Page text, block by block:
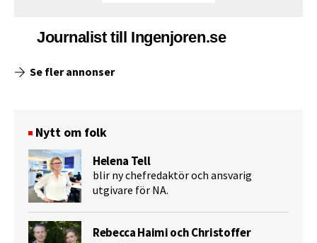
Journalist till Ingenjoren.se
Se fler annonser
Nytt om folk
Helena Tell
blir ny chefredaktör och ansvarig
utgivare för NA.
Rebecca Haimi och Christoffer